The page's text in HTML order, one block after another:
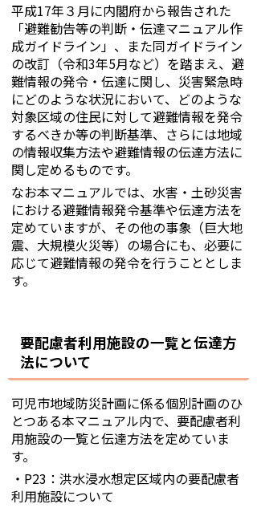
平成17年３月に内閣府から報告された
「避難勧告等の判断・伝達マニュアル作
成ガイドライン」、また同ガイドライン
の改訂（令和3年5月など）を踏まえ、避
難情報の発令・伝達に関し、災害緊急時
にどのような状況において、どのような
対象区域の住民に対して避難情報を発令
するべきか等の判断基準、さらには地域
の情報収集方法や避難情報の伝達方法に
関し定めるものです。
なお本マニュアルでは、水害・土砂災害
における避難情報発令基準や伝達方法を
定めていますが、その他の事象（巨大地
震、大規模火災等）の場合にも、必要に
応じて避難情報の発令を行うこととしま
す。
要配慮者利用施設の一覧と伝達方
法について
可児市地域防災計画に係る個別計画のひ
とつある本マニュアル内で、要配慮者利
用施設の一覧と伝達方法を定めていま
す。
・P23：洪水浸水想定区域内の要配慮者
利用施設について